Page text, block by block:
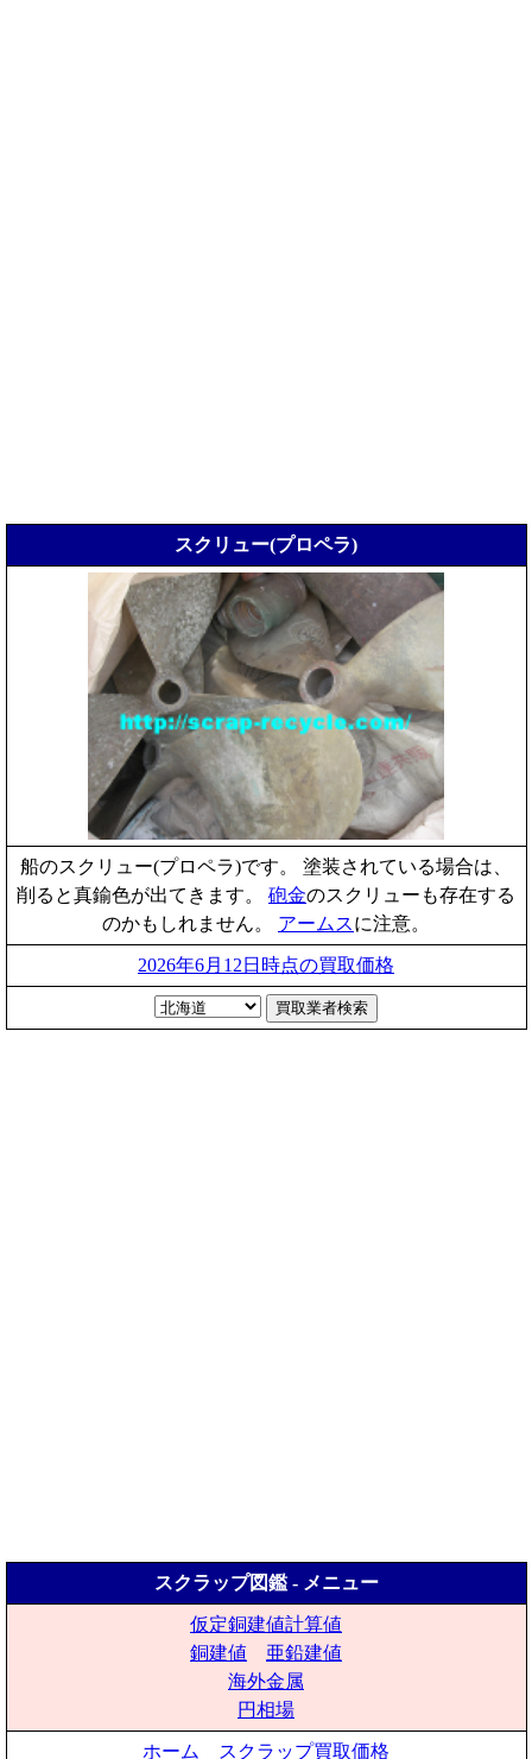
スクリュー(プロペラ)
船のスクリュー(プロペラ)です。 塗装されている場合は、
削ると真鍮色が出てきます。 砲金のスクリューも存在する
のかもしれません。 アームスに注意。
2026年6月12日時点の買取価格
スクラップ図鑑 - メニュー
仮定銅建値計算値
銅建値
亜鉛建値
海外金属
円相場
ホーム スクラップ買取価格